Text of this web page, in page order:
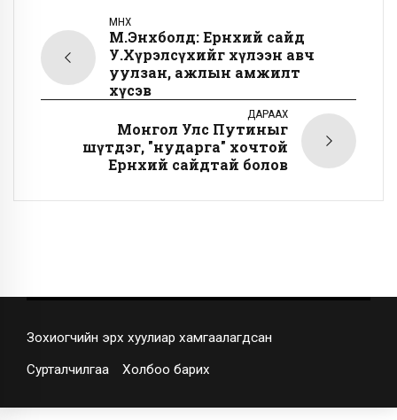
ӨМНӨХ
М.Энхболд: Ерөнхий сайд
У.Хүрэлсүхийг хүлээн авч
уулзан, ажлын амжилт
хүсэв
ДАРААХ
Монгол Улс Путиныг
шүтдэг, "нударга" хочтой
Ерөнхий сайдтай болов
Зохиогчийн эрх хуулиар хамгаалагдсан
Сурталчилгаа Холбоо барих